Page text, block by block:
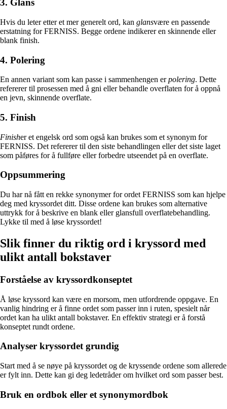
3. Glans
Hvis du leter etter et mer generelt ord, kan glansvære en passende
erstatning for FERNISS. Begge ordene indikerer en skinnende eller
blank finish.
4. Polering
En annen variant som kan passe i sammenhengen erpolering. Dette
refererer til prosessen med å gni eller behandle overflaten for å oppnå
en jevn, skinnende overflate.
5. Finish
Finisher et engelsk ord som også kan brukes som et synonym for
FERNISS. Det refererer til den siste behandlingen eller det siste laget
som påføres for å fullføre eller forbedre utseendet på en overflate.
Oppsummering
Du har nå fått en rekke synonymer for ordet FERNISS som kan hjelpe
deg med kryssordet ditt. Disse ordene kan brukes som alternative
uttrykk for å beskrive en blank eller glansfull overflatebehandling.
Lykke til med å løse kryssordet!
Slik finner du riktig ord i kryssord med
ulikt antall bokstaver
Forståelse av kryssordkonseptet
Å løse kryssord kan være en morsom, men utfordrende oppgave. En
vanlig hindring er å finne ordet som passer inn i ruten, spesielt når
ordet kan ha ulikt antall bokstaver. En effektiv strategi er å forstå
konseptet rundt ordene.
Analyser kryssordet grundig
Start med å se nøye på kryssordet og de kryssende ordene som allerede
er fylt inn. Dette kan gi deg ledetråder om hvilket ord som passer best.
Bruk en ordbok eller et synonymordbok